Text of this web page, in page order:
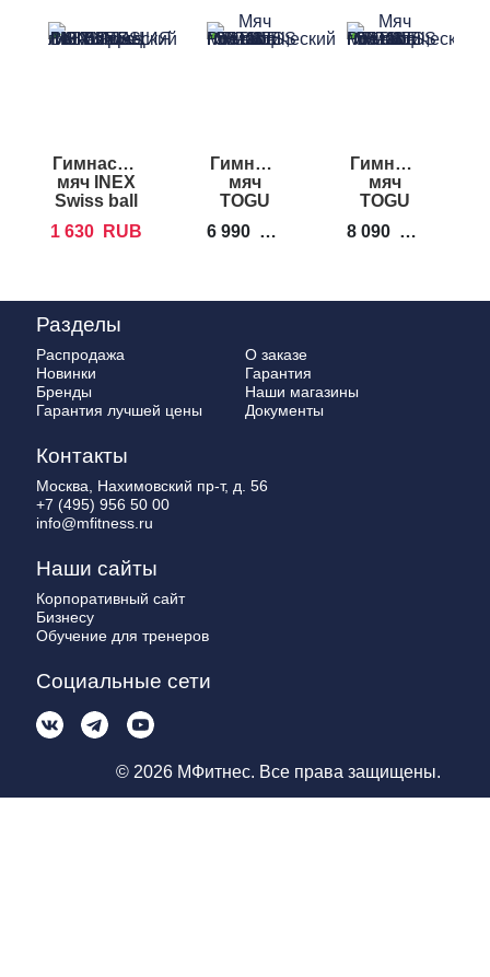
Гимнастический
мяч INEX
Swiss ball
1 630
RUB
Гимнастический
мяч
TOGU
Powerball
6 990 RUB
мяч
TOGU
Powerball
8 090 RUB
Разделы
Распродажа
Новинки
Бренды
Гарантия лучшей цены
О заказе
Гарантия
Наши магазины
Документы
Контакты
Москва, Нахимовский пр-т, д. 56
+7 (495) 956 50 00
info@mfitness.ru
Наши сайты
Корпоративный сайт
Бизнесу
Обучение для тренеров
Социальные сети
© 2026 МФитнес. Все права защищены.